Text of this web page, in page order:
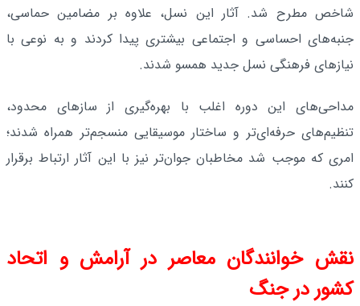
شاخص مطرح شد. آثار این نسل، علاوه بر مضامین حماسی،
جنبه‌های احساسی و اجتماعی بیشتری پیدا کردند و به نوعی با
نیازهای فرهنگی نسل جدید همسو شدند.
مداحی‌های این دوره اغلب با بهره‌گیری از سازهای محدود،
تنظیم‌های حرفه‌ای‌تر و ساختار موسیقایی منسجم‌تر همراه شدند؛
امری که موجب شد مخاطبان جوان‌تر نیز با این آثار ارتباط برقرار
کنند.
نقش خوانندگان معاصر در آرامش و اتحاد
کشور در جنگ